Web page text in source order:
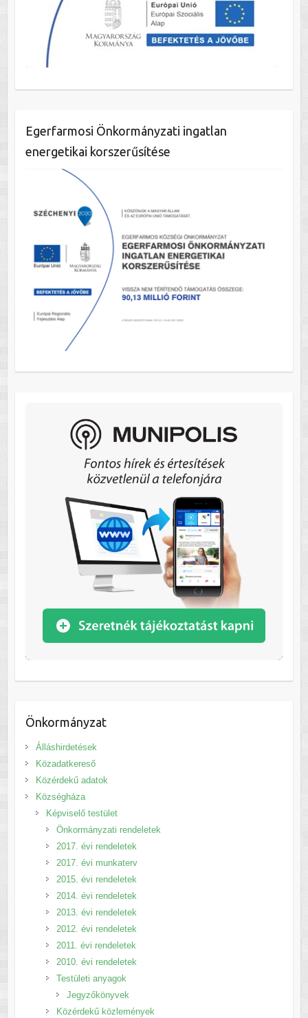
Egerfarmosi Önkormányzati ingatlan
energetikai korszerűsítése
Önkormányzat
Álláshirdetések
Közadatkereső
Közérdekű adatok
Községháza
Képviselő testület
Önkormányzati rendeletek
2017. évi rendeletek
2017. évi munkaterv
2015. évi rendeletek
2014. évi rendeletek
2013. évi rendeletek
2012. évi rendeletek
2011. évi rendeletek
2010. évi rendeletek
Testületi anyagok
Jegyzőkönyvek
Közérdekű közlemények